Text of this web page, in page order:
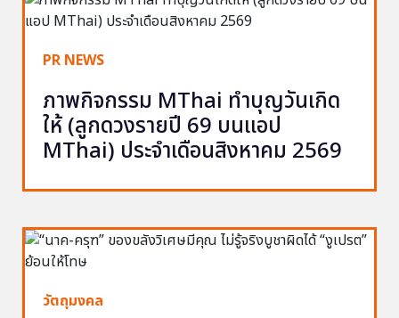
PR NEWS
ภาพกิจกรรม MThai ทำบุญวันเกิด
ให้ (ลูกดวงรายปี 69 บนแอป
MThai) ประจำเดือนสิงหาคม 2569
วัตถุมงคล